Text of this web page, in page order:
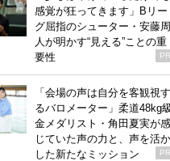
感覚が狂ってきます」Bリー
グ屈指のシューター・安藤周
人が明かす“見える”ことの重
要性
PR
「会場の声は自分を客観視す
るバロメーター」柔道48kg級
金メダリスト・角田夏実が感
じていた声の力と、声を活か
した新たなミッション
PR